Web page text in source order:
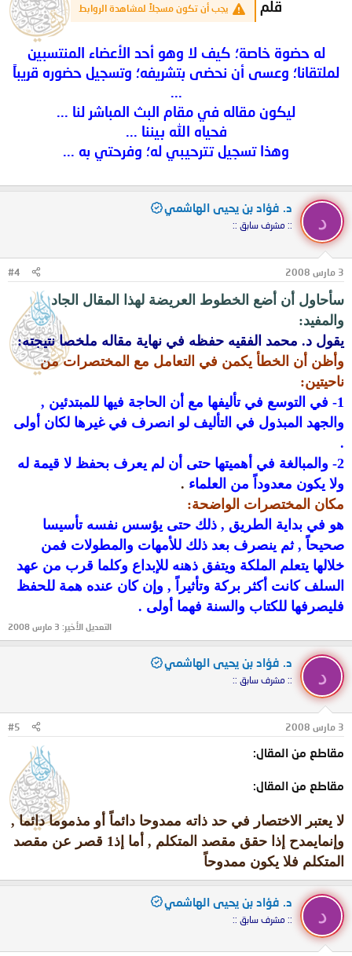
قلم يجب أن تكون مسجلاً لمشاهدة الروابط
له حضوة خاصة؛ كيف لا وهو أحد الأعضاء المنتسبين
لملتقانا؛ وعسى أن نحضى بتشريفه؛ وتسجيل حضوره قريباً
...
ليكون مقاله في مقام البث المباشر لنا ...
فحياه الله بيننا ...
وهذا تسجيل تترحيبي له؛ وفرحتي به ...
د
د. فؤاد بن يحيى الهاشمي
:: مشرف سابق ::
3 مارس 2008 #4
سأحاول أن أضع الخطوط العريضة لهذا المقال الجاد
والمفيد:
يقول د. محمد الفقيه حفظه في نهاية مقاله ملخصا نتيجته:
وأظن أن الخطأ يكمن في التعامل مع المختصرات من
ناحيتين:
1- في التوسع في تأليفها مع أن الحاجة فيها
للمبتدئين ,
والجهد المبذول في التأليف لو انصرف في غيرها لكان أولى
.
2- والمبالغة في
أهميتها حتى أن لم يعرف بحفظ لا قيمة له
ولا يكون معدوداً من العلماء .
مكان المختصرات الواضحة:
هو في بداية الطريق , ذلك حتى يؤسس نفسه تأسيسا
صحيحاً , ثم ينصرف بعد ذلك للأمهات والمطولات فمن
خلالها يتعلم الملكة ويتفق ذهنه للإبداع وكلما قرب من عهد
السلف كانت أكثر بركة وتأثيراً , وإنكان عنده همة للحفظ
فليصرفها للكتاب والسنة فهما أولى .
التعديل الأخير: 3 مارس 2008
د
د. فؤاد بن يحيى الهاشمي
:: مشرف سابق ::
3 مارس 2008 #5
مقاطع من المقال:
مقاطع من المقال:
لا يعتبر الاختصار في حد ذاته ممدوحا دائماً أو مذموما دائما ,
وإنما
يمدح إذا حقق مقصد المتكلم , أما إذ1 قصر عن مقصد
المتكلم فلا يكون ممدوحاً
د
د. فؤاد بن يحيى الهاشمي
:: مشرف سابق ::